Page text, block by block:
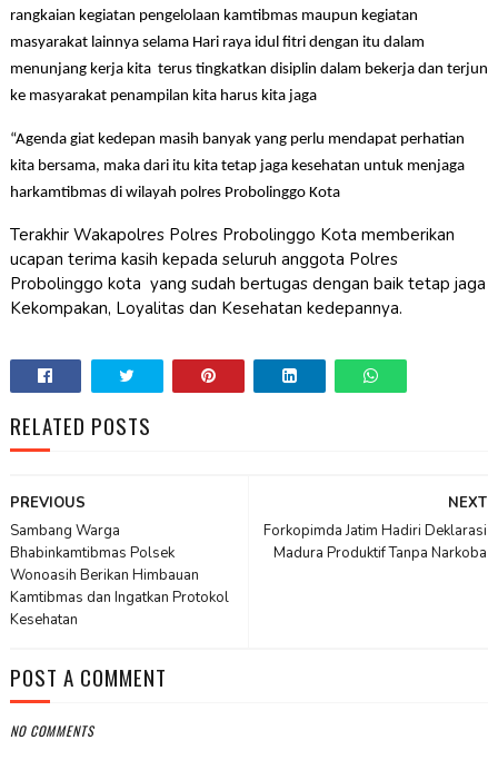
rangkaian kegiatan pengelolaan kamtibmas maupun kegiatan
masyarakat lainnya selama Hari raya idul fitri dengan itu dalam
menunjang kerja kita terus tingkatkan disiplin dalam bekerja dan terjun
ke masyarakat penampilan kita harus kita jaga
“Agenda giat kedepan masih banyak yang perlu mendapat perhatian
kita bersama, maka dari itu kita tetap jaga kesehatan untuk menjaga
harkamtibmas di wilayah polres Probolinggo Kota
Terakhir Wakapolres Polres Probolinggo Kota memberikan
ucapan terima kasih kepada seluruh anggota Polres
Probolinggo kota yang sudah bertugas dengan baik tetap jaga
Kekompakan, Loyalitas dan Kesehatan kedepannya.
RELATED POSTS
NEXT
Forkopimda Jatim Hadiri Deklarasi
Madura Produktif Tanpa Narkoba
PREVIOUS
Sambang Warga
Bhabinkamtibmas Polsek
Wonoasih Berikan Himbauan
Kamtibmas dan Ingatkan Protokol
Kesehatan
POST A COMMENT
NO COMMENTS